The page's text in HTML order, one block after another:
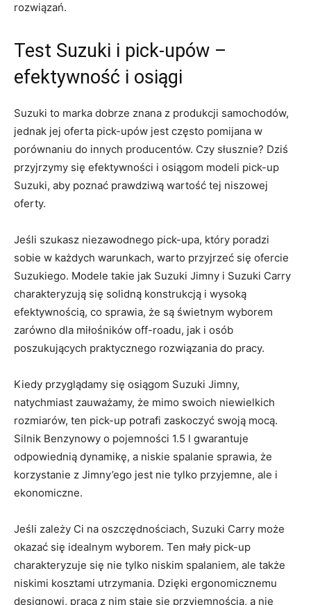
rozwiązań.
Test Suzuki i pick-upów –
efektywność i osiągi
Suzuki to marka dobrze znana z produkcji samochodów,
jednak jej oferta pick-upów jest często pomijana w
porównaniu do innych producentów. Czy ⁤słusznie? Dziś
przyjrzymy się efektywności i osiągom modeli pick-up ​
Suzuki, aby poznać prawdziwą wartość tej⁢ niszowej
oferty.
Jeśli​ szukasz niezawodnego pick-upa, który ‌poradzi
sobie w​ każdych warunkach, warto przyjrzeć ⁣się ofercie
Suzukiego. Modele takie jak Suzuki Jimny i Suzuki Carry
charakteryzują się solidną ​konstrukcją i wysoką
efektywnością, co sprawia, że są świetnym wyborem
zarówno dla miłośników ⁤off-roadu, jak i ‌osób
poszukujących praktycznego rozwiązania do pracy.
Kiedy przyglądamy⁣ się osiągom Suzuki ​Jimny,
natychmiast zauważamy,​ że mimo swoich niewielkich
rozmiarów, ten pick-up potrafi zaskoczyć swoją mocą.
Silnik Benzynowy o⁢ pojemności 1.5 l gwarantuje
odpowiednią dynamikę, a niskie spalanie sprawia, że
korzystanie z Jimny’ego jest nie tylko przyjemne, ‍ale​ i
ekonomiczne.
Jeśli zależy Ci na oszczędnościach, Suzuki Carry może
okazać się idealnym wyborem. Ten mały pick-up
charakteryzuje się nie tylko⁢ niskim spalaniem, ale także
niskimi kosztami utrzymania. Dzięki ergonomicznemu
designowi, praca z nim staje​ się przyjemnością, a ​nie ​